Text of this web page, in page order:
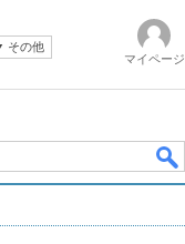
その他
マイページ